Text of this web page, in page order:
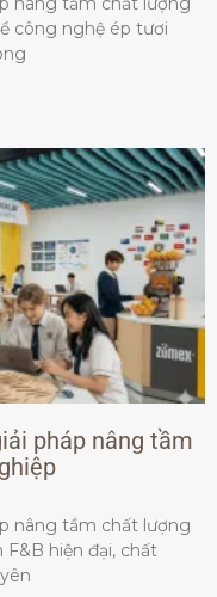
công nghệ ép tươi
pháp nâng tầm
nâng tầm chất lượng
hiện đại, chất